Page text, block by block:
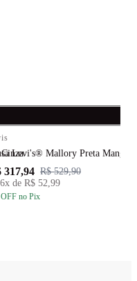
Levi's® Mallory Preta Manga
317,94 R$ 529,90
6x de R$ 52,99
no Pix